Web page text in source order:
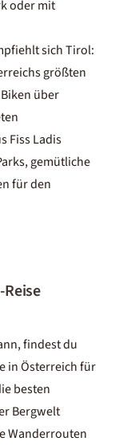
oder mit
sich Tirol:
größten
über
Fiss Ladis
gemütliche
für den
findest du
in Österreich für
besten
Bergwelt
Wanderrouten